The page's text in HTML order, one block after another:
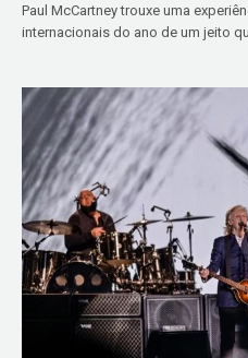
Paul McCartney trouxe uma
internacionais do ano de um jeito